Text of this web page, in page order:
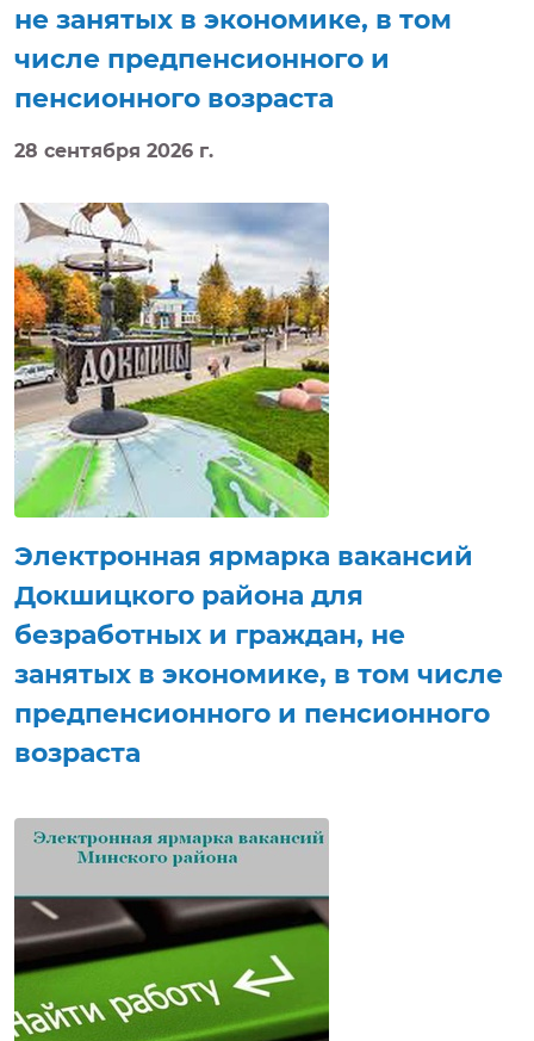
не занятых в экономике, в том
числе предпенсионного и
пенсионного возраста
28 сентября 2026 г.
В рамках электронной ярмарки вакансий
Докшицкого района соискатели будут иметь
возможность ознакомиться с вакансиями,
имеющимися в организациях, режимом и
условиями труда, задать интересующие вопросы,
направить резюме, получить электронную
консультацию по вопросу трудоустройства,
приглашение на собеседование в режиме
реального времени.
Электронная ярмарка вакансий
Докшицкого района для
безработных и граждан, не
занятых в экономике, в том числе
предпенсионного и пенсионного
возраста
В рамках электронной ярмарки вакансий
возможность ознакомиться с вакансиями,
имеющимися в организациях, режимом и
условиями труда, задать интересующие вопросы,
направить резюме, получить электронную
консультацию по вопросу трудоустройства,